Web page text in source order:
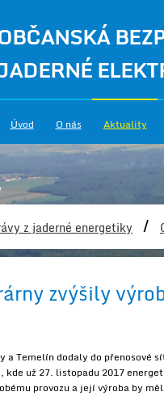
Úvod O nás Aktuality
z jaderné energetiky /
zvýšily
a Temelín dodaly do přenosové
kde už 27. listopadu 2017
provozu a její výroba by